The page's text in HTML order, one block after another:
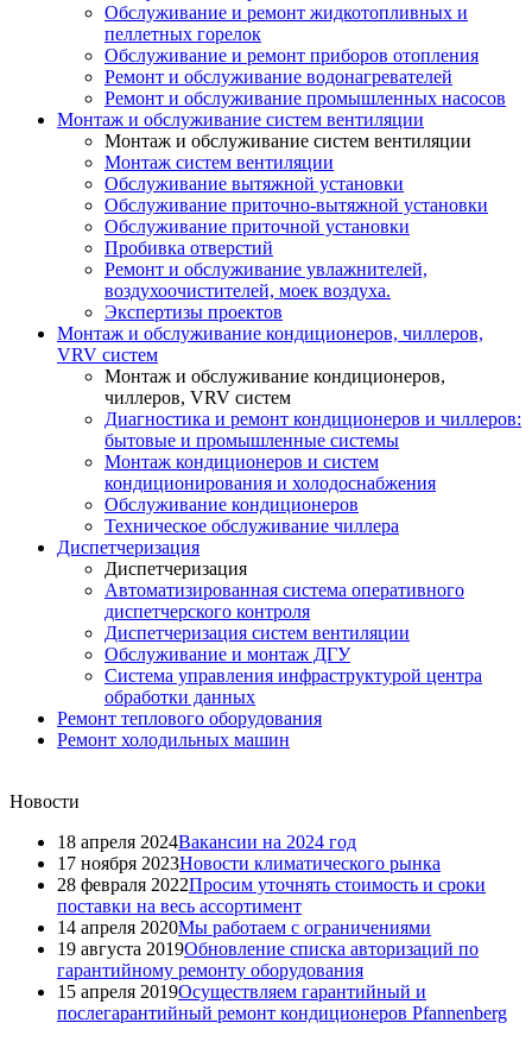
Обслуживание и ремонт жидкотопливных и
пеллетных горелок
Обслуживание и ремонт приборов отопления
Ремонт и обслуживание водонагревателей
Ремонт и обслуживание промышленных насосов
Монтаж и обслуживание систем вентиляции
Монтаж и обслуживание систем вентиляции
Монтаж систем вентиляции
Обслуживание вытяжной установки
Обслуживание приточно-вытяжной установки
Обслуживание приточной установки
Пробивка отверстий
Ремонт и обслуживание увлажнителей,
воздухоочистителей, моек воздуха.
Экспертизы проектов
Монтаж и обслуживание кондиционеров, чиллеров,
VRV систем
Монтаж и обслуживание кондиционеров,
чиллеров, VRV систем
Диагностика и ремонт кондиционеров и чиллеров:
бытовые и промышленные системы
Монтаж кондиционеров и систем
кондиционирования и холодоснабжения
Обслуживание кондиционеров
Техническое обслуживание чиллера
Диспетчеризация
Диспетчеризация
Автоматизированная система оперативного
диспетчерского контроля
Диспетчеризация систем вентиляции
Обслуживание и монтаж ДГУ
Система управления инфраструктурой центра
обработки данных
Ремонт теплового оборудования
Ремонт холодильных машин
Новости
18 апреля 2024Вакансии на 2024 год
17 ноября 2023Новости климатического рынка
28 февраля 2022Просим уточнять стоимость и сроки
поставки на весь ассортимент
14 апреля 2020Мы работаем с ограничениями
19 августа 2019Обновление списка авторизаций по
гарантийному ремонту оборудования
15 апреля 2019Осуществляем гарантийный и
послегарантийный ремонт кондиционеров Pfannenberg